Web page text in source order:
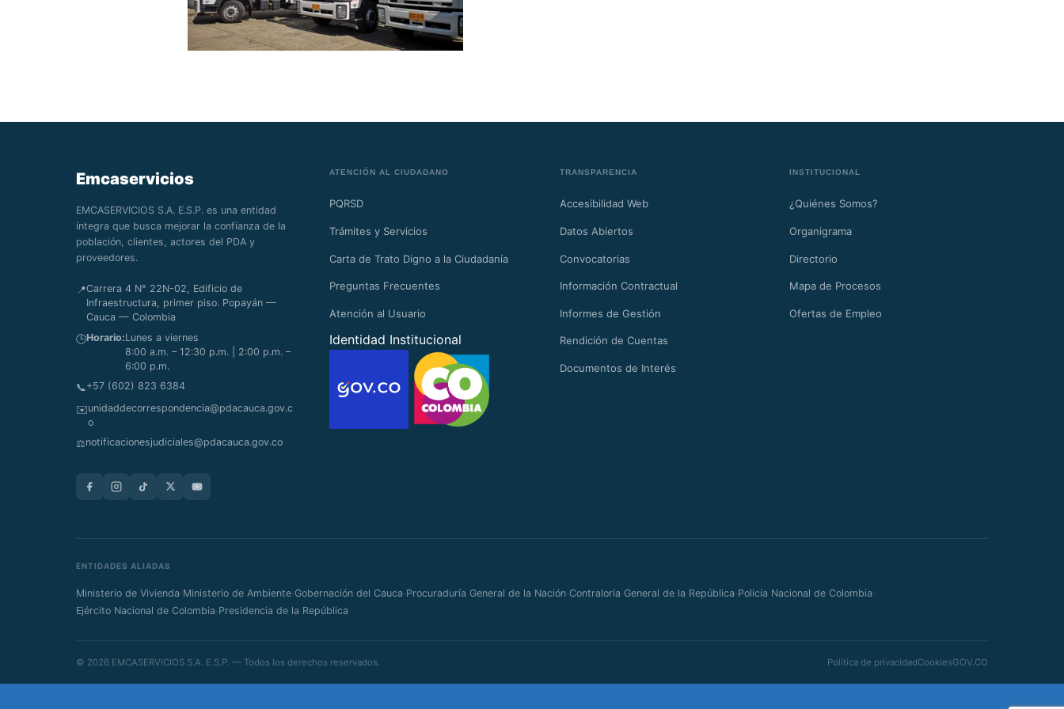
Emcaservicios
EMCASERVICIOS S.A. E.S.P. es una entidad
íntegra que busca mejorar la confianza de la
población, clientes, actores del PDA y
proveedores.
📍Carrera 4 N° 22N-02, Edificio de
Infraestructura, primer piso. Popayán —
Cauca — Colombia
🕒Horario:Lunes a viernes
8:00 a.m. – 12:30 p.m. | 2:00 p.m. –
6:00 p.m.
📞+57 (602) 823 6384
✉️unidaddecorrespondencia@pdacauca.gov.c
o
⚖️notificacionesjudiciales@pdacauca.gov.co
ATENCIÓN AL CIUDADANO
PQRSD
Trámites y Servicios
Carta de Trato Digno a la Ciudadanía
Preguntas Frecuentes
Atención al Usuario
Identidad Institucional
TRANSPARENCIA
Accesibilidad Web
Datos Abiertos
Convocatorias
Información Contractual
Informes de Gestión
Rendición de Cuentas
Documentos de Interés
INSTITUCIONAL
¿Quiénes Somos?
Organigrama
Directorio
Mapa de Procesos
Ofertas de Empleo
ENTIDADES ALIADAS
Ministerio de Vivienda·Ministerio de Ambiente·Gobernación del Cauca·Procuraduría General de la Nación·Contraloría General de la República·Policía Nacional de Colombia·
Ejército Nacional de Colombia·Presidencia de la República
© 2026 EMCASERVICIOS S.A. E.S.P. — Todos los derechos reservados. Política de privacidadCookiesGOV.CO